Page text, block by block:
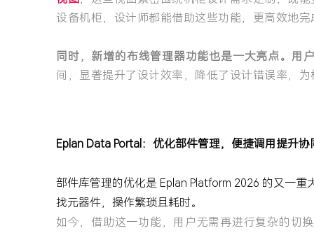
设备机柜，设计师都能借助这些功能，更高效地
同时，新增的布线管理器功能也是一大亮点。用
间，显著提升了设计效率，降低了设计错误率，
Eplan Data Portal：优化部件管理，便捷调用提升协
部件库管理的优化是 Eplan Platform 2026 的又一重
找元器件，操作繁琐且耗时。
如今，借助这一功能，用户无需再进行复杂的切